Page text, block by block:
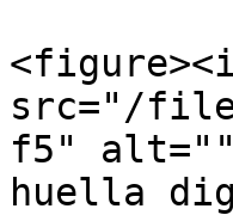
src="/files/
f5"
huella